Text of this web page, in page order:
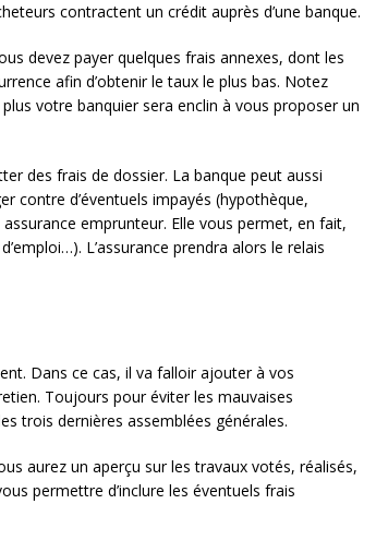
contractent un crédit auprès d’une banque.
devez payer quelques frais annexes, dont les
afin d’obtenir le taux le plus bas. Notez
votre banquier sera enclin à vous proposer un
des frais de dossier. La banque peut aussi
contre d’éventuels impayés (hypothèque,
emprunteur. Elle vous permet, en fait,
L’assurance prendra alors le relais
Dans ce cas, il va falloir ajouter à vos
Toujours pour éviter les mauvaises
trois dernières assemblées générales.
aurez un aperçu sur les travaux votés, réalisés,
permettre d’inclure les éventuels frais